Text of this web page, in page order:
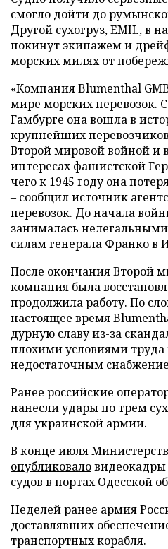
смогло дойти до
Другой сухогруз, EMIL, в
покинут экипажем и
морских милях от
«Компания Blumenthal
мире морских перевозок.
Гамбурге она вошла в
крупнейших
Второй мировой войной и
интересах фашистской
чего к 1945 году она
– сообщил источник
перевозок. До начала
занималась
силам генерала Франко в
После окончания Второй
компания была
продолжила работу. По
настоящее время
дурную славу из-за
плохими условиями труда
недостаточным
Ранее российские
нанеслиудары по трем
для украинской армии.
В конце июля
опубликовало
судов в портах Одесской
Неделей ранее армия
доставлявших
транспортных корабля.